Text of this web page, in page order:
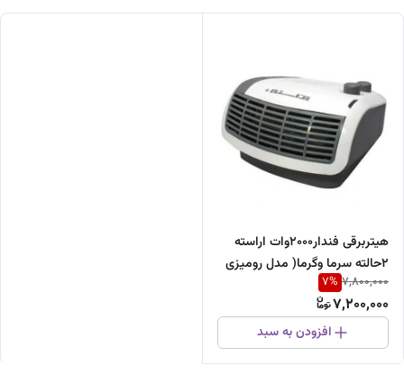
هیتربرقی فندار۲۰۰۰وات اراسته
۲حالته سرما وگرما( مدل رومیزی
فنداراراسته)
7,800,000
7%
7,200,000
افزودن به سبد